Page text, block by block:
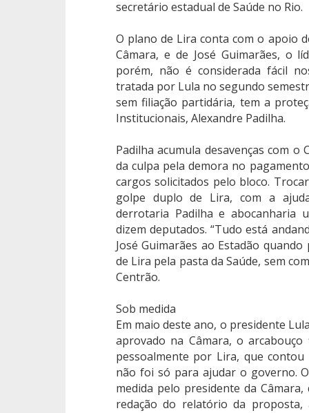
secretário estadual de Saúde no Rio.
O plano de Lira conta com o apoio
Câmara, e de José Guimarães, o
porém, não é considerada fácil
tratada por Lula no segundo
sem filiação partidária, tem a
Institucionais, Alexandre Padilha.
Padilha acumula desavenças com
da culpa pela demora no
cargos solicitados pelo bloco.
golpe duplo de Lira, com a
derrotaria Padilha e abocanharia
dizem deputados. “Tudo está
José Guimarães ao Estadão
de Lira pela pasta da Saúde, sem
Centrão.
Sob medida
Em maio deste ano, o presidente
aprovado na Câmara, o
pessoalmente por Lira, que
não foi só para ajudar o governo.
medida pelo presidente da
redação do relatório da proposta,